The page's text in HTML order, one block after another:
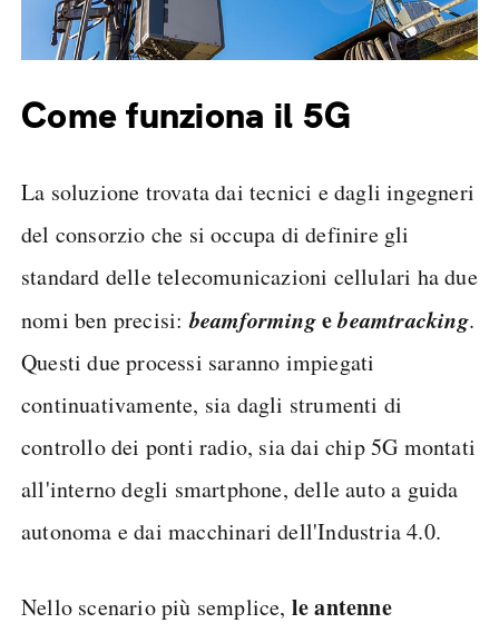
Come funziona il 5G
La soluzione trovata dai tecnici e dagli ingegneri
del consorzio che si occupa di definire gli
standard delle telecomunicazioni cellulari ha due
nomi ben precisi:beamformingebeamtracking.
Questi due processi saranno impiegati
continuativamente, sia dagli strumenti di
controllo dei ponti radio, sia dai chip 5G montati
all'interno degli smartphone, delle auto a guida
autonoma e dai macchinari dell'Industria 4.0.
Nello scenario più semplice, le antenne